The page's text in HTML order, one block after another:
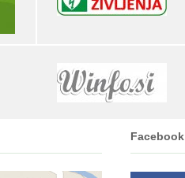
Facebook